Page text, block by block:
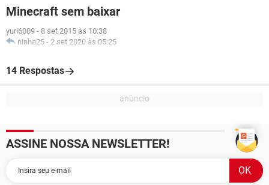
Minecraft sem baixar
yuri6009 - 8 set 2015 às 10:38
ninha25 - 2 set 2020 às 05:25
14 Respostas
ASSINE NOSSA NEWSLETTER!